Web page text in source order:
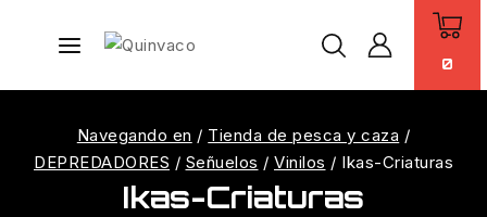
0
Navegando en / Tienda de pesca y caza /
DEPREDADORES / Señuelos / Vinilos / Ikas-Criaturas
Ikas-Criaturas